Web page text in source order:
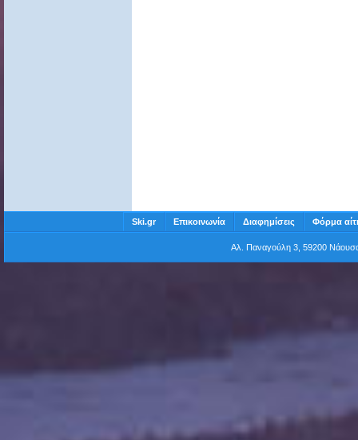
Ski.gr Επικοινωνία Διαφημίσεις Φόρμα
Αλ. Παναγούλη 3, 59200